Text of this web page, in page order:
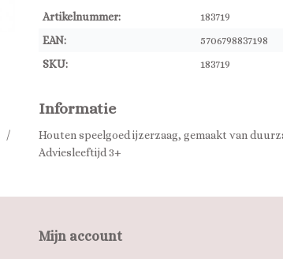
/
Artikelnummer:
183719
EAN:
5706798837198
SKU:
183719
Informatie
Houten speelgoed ijzerzaag, gemaakt van
Adviesleeftijd 3+
Mijn account